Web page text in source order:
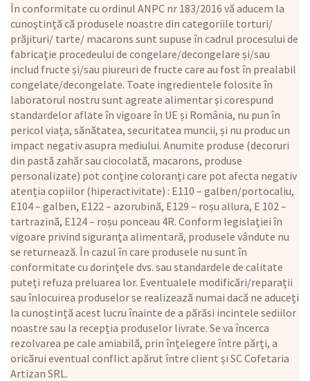
În conformitate cu ordinul ANPC nr 183/2016 vă aducem la
cunoștință că produsele noastre din categoriile torturi/
prăjituri/ tarte/ macarons sunt supuse în cadrul procesului de
fabricație procedeului de congelare/decongelare și/sau
includ fructe și/sau piureuri de fructe care au fost în prealabil
congelate/decongelate. Toate ingredientele folosite în
laboratorul nostru sunt agreate alimentar și corespund
standardelor aflate în vigoare în UE și România, nu pun în
pericol viața, sănătatea, securitatea muncii, și nu produc un
impact negativ asupra mediului. Anumite produse (decoruri
din pastă zahăr sau ciocolată, macarons, produse
personalizate) pot conține coloranți care pot afecta negativ
atenția copiilor (hiperactivitate) : E110 – galben/portocaliu,
E104 – galben, E122 – azorubină, E129 – roșu allura, E 102 –
tartrazină, E124 – roșu ponceau 4R. Conform legislației în
vigoare privind siguranța alimentară, produsele vândute nu
se returnează. În cazul în care produsele nu sunt în
conformitate cu dorințele dvs. sau standardele de calitate
puteți refuza preluarea lor. Eventualele modificări/reparații
sau înlocuirea produselor se realizează numai dacă ne aduceți
la cunoștință acest lucru înainte de a părăsi incintele sediilor
noastre sau la recepția produselor livrate. Se va încerca
rezolvarea pe cale amiabilă, prin înțelegere între părți, a
oricărui eventual conflict apărut între client și SC Cofetaria
Artizan SRL.